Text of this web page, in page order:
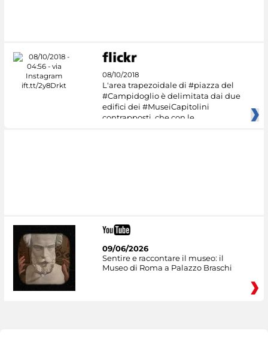
08/10/2018
L'area trapezoidale di #piazza del
#Campidoglio è delimitata dai due
edifici dei #MuseiCapitolini
contrapposti, che con le
09/06/2026
Sentire e raccontare il museo: il
Museo di Roma a Palazzo Braschi